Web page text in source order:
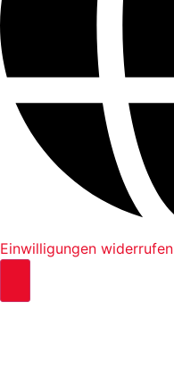
Einwilligungen widerrufen